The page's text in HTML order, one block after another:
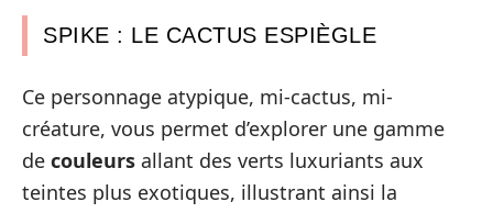
SPIKE : LE CACTUS ESPIÈGLE
Ce personnage atypique, mi-cactus, mi-
créature, vous permet d’explorer une gamme
de couleurs allant des verts luxuriants aux
teintes plus exotiques, illustrant ainsi la